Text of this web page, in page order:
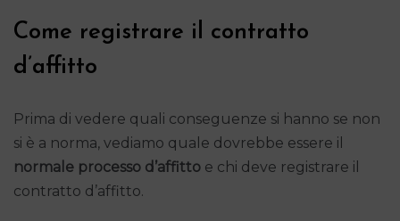
Come registrare il contratto
d’affitto
Prima di vedere quali conseguenze si hanno se non
si è a norma, vediamo quale dovrebbe essere il
normale processo d’affitto e chi deve registrare il
contratto d’affitto.